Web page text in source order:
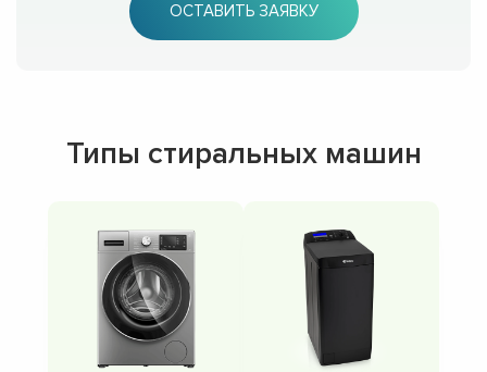
ОСТАВИТЬ ЗАЯВКУ
Типы стиральных машин